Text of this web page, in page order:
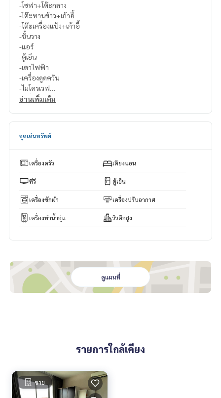
-โซฟา+โต๊ะกลาง
-โต๊ะทานข้าว+เก้าอี้
-โต๊ะเครื่องแป้ง+เก้าอี้
-ชั้นวาง
-แอร์
-ตู้เย็น
-เตาไฟฟ้า
-เครื่องดูดควัน
-ไมโครเวฟ
-เครื่องทำน้ำอุ่น
สนใจติดต่อ Line ID : @p2nproperty (มี @ ด้วยค่ะ)
แอดมิน
* มีให้เลือกอีกหลายห้อง หลายโครงการค่ะhttps://www.p2npro
perty.com
Facebook Fanpage : P2N Property
ด ทั่วกรุงเทพฯ
อ่านเพิ่มเติม
จุดเด่นทรัพย์
เครื่องครัว เตียงนอน
ทีวี ตู้เย็น
เครื่องซักผ้า เครื่องปรับอากาศ
เครื่องทำน้ำอุ่น วิวตึกสูง
ดูแผนที่
รายการใกล้เคียง
ขาย